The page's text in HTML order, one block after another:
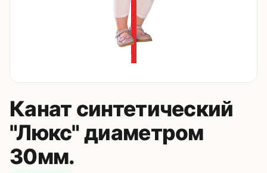
Zakaz.HappyBaby2000@ya.ru
Канат синтетический
"Люкс" диаметром
30мм.